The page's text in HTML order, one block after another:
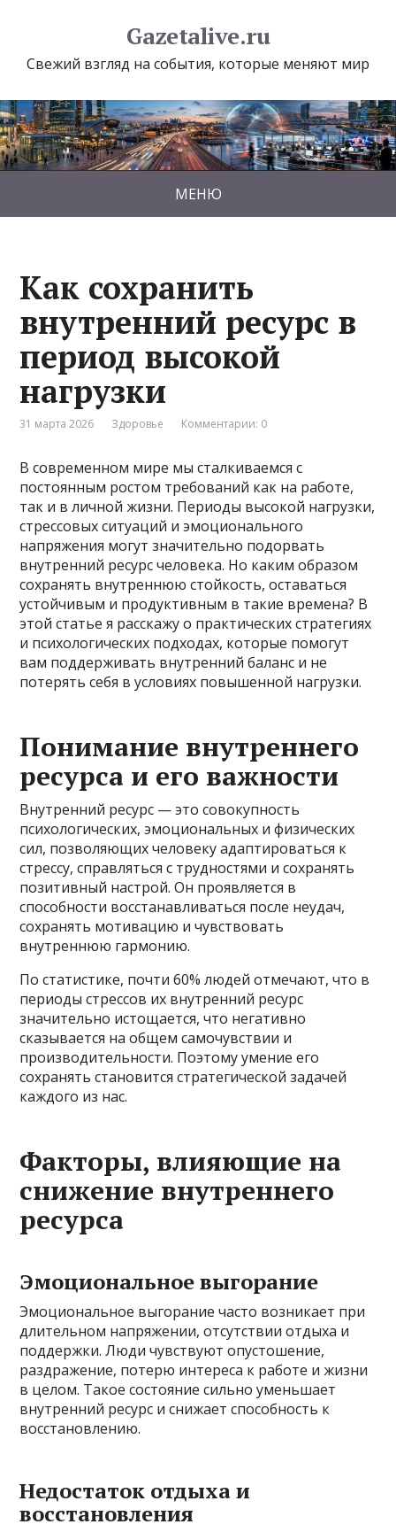
Gazetalive.ru
Свежий взгляд на события, которые меняют мир
МЕНЮ
Как сохранить
внутренний ресурс в
период высокой
нагрузки
31 марта 2026 Здоровье Комментарии: 0
В современном мире мы сталкиваемся с
постоянным ростом требований как на работе,
так и в личной жизни. Периоды высокой нагрузки,
стрессовых ситуаций и эмоционального
напряжения могут значительно подорвать
внутренний ресурс человека. Но каким образом
сохранять внутреннюю стойкость, оставаться
устойчивым и продуктивным в такие времена? В
этой статье я расскажу о практических стратегиях
и психологических подходах, которые помогут
вам поддерживать внутренний баланс и не
потерять себя в условиях повышенной нагрузки.
Понимание внутреннего
ресурса и его важности
Внутренний ресурс — это совокупность
психологических, эмоциональных и физических
сил, позволяющих человеку адаптироваться к
стрессу, справляться с трудностями и сохранять
позитивный настрой. Он проявляется в
способности восстанавливаться после неудач,
сохранять мотивацию и чувствовать
внутреннюю гармонию.
По статистике, почти 60% людей отмечают, что в
периоды стрессов их внутренний ресурс
значительно истощается, что негативно
сказывается на общем самочувствии и
производительности. Поэтому умение его
сохранять становится стратегической задачей
каждого из нас.
Факторы, влияющие на
снижение внутреннего
ресурса
Эмоциональное выгорание
Эмоциональное выгорание часто возникает при
длительном напряжении, отсутствии отдыха и
поддержки. Люди чувствуют опустошение,
раздражение, потерю интереса к работе и жизни
в целом. Такое состояние сильно уменьшает
внутренний ресурс и снижает способность к
восстановлению.
Недостаток отдыха и
восстановления